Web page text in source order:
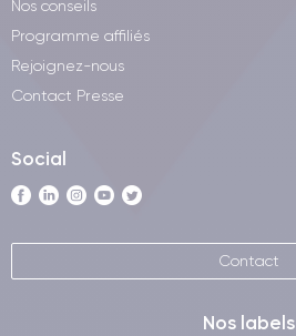
Nos conseils
Programme affiliés
Rejoignez-nous
Contact Presse
Social
Contact
Nos labels